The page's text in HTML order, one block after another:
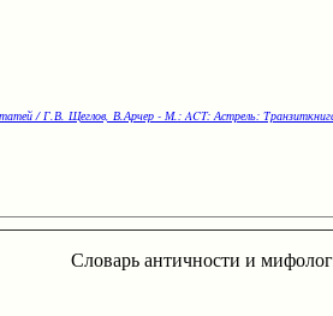
/ Г.В. Щеглов, В.Арчер - М.: ACT: Астрель:
Словарь античности и